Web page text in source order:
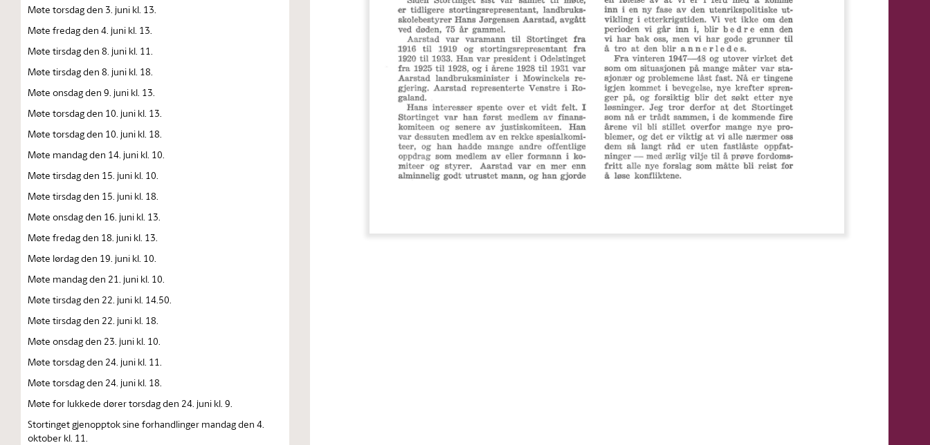
Møte torsdag den 3. juni kl. 13.
Møte fredag den 4. juni kl. 13.
Møte tirsdag den 8. juni kl. 11.
Møte tirsdag den 8. juni kl. 18.
Møte onsdag den 9. juni kl. 13.
Møte torsdag den 10. juni kl. 13.
Møte torsdag den 10. juni kl. 18.
Møte mandag den 14. juni kl. 10.
Møte tirsdag den 15. juni kl. 10.
Møte tirsdag den 15. juni kl. 18.
Møte onsdag den 16. juni kl. 13.
Møte fredag den 18. juni kl. 13.
Møte lørdag den 19. juni kl. 10.
Møte mandag den 21. juni kl. 10.
Møte tirsdag den 22. juni kl. 14.50.
Møte tirsdag den 22. juni kl. 18.
Møte onsdag den 23. juni kl. 10.
Møte torsdag den 24. juni kl. 11.
Møte torsdag den 24. juni kl. 18.
Møte for lukkede dører torsdag den 24. juni kl. 9.
Stortinget gjenopptok sine forhandlinger mandag den 4.
oktober kl. 11.